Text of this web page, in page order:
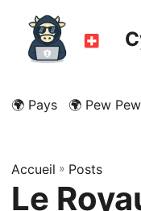
🌍 Pays 🌍 Pew Pew
Accueil » Posts
Le